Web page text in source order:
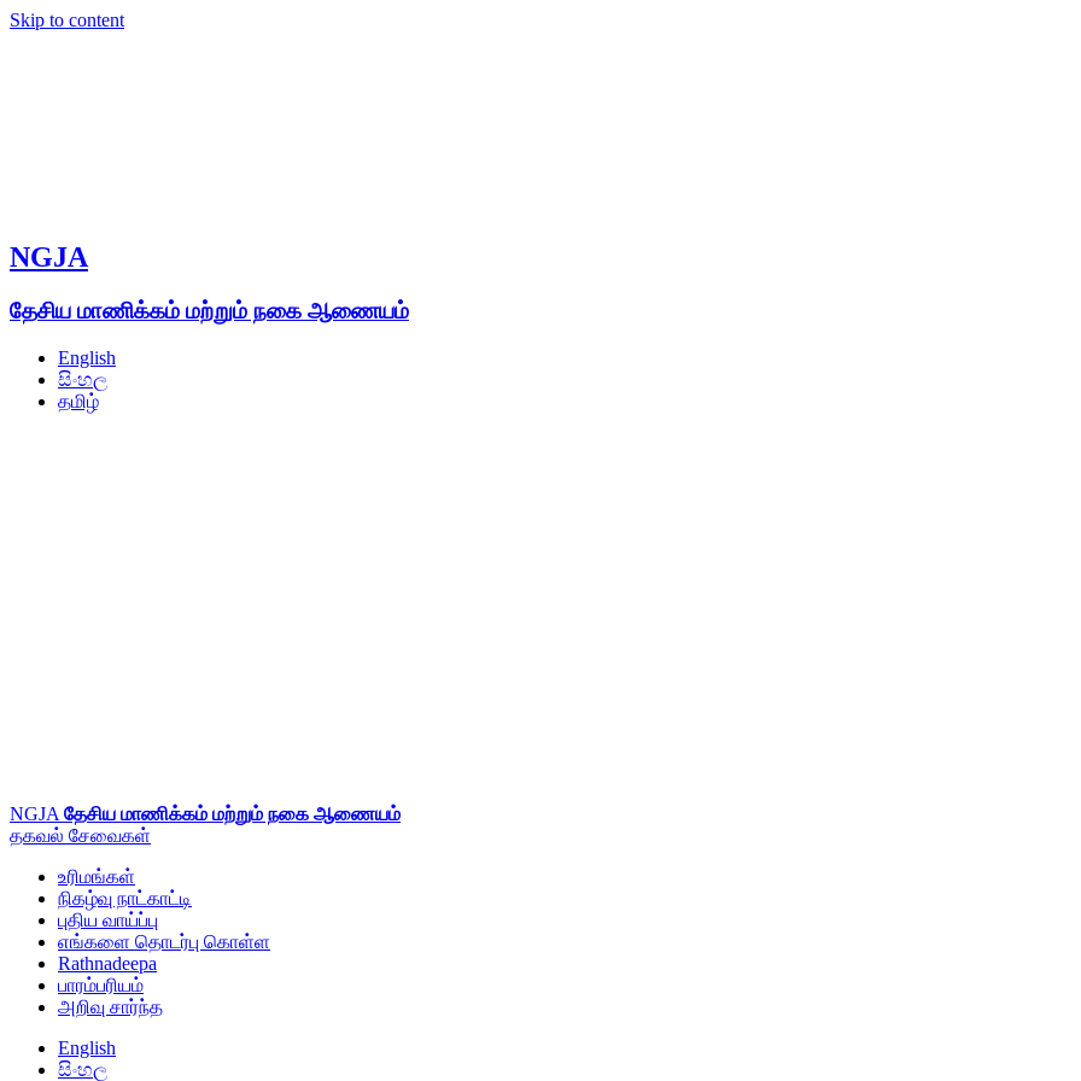
Skip to content
NGJA
தேசிய மாணிக்கம் மற்றும் நகை ஆணையம்
English
සිංහල
தமிழ்
NGJA தேசிய மாணிக்கம் மற்றும் நகை ஆணையம்
தகவல் சேவைகள்
உரிமங்கள்
நிகழ்வு நாட்காட்டி
புதிய வாய்ப்பு
எங்களை தொடர்பு கொள்ள
Rathnadeepa
பாரம்பரியம்
அறிவு சார்ந்த
English
සිංහල